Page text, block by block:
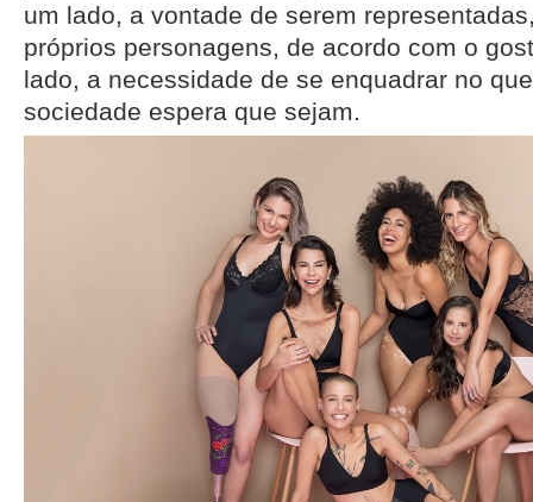
um lado, a vontade de serem
próprios personagens, de acordo com o
lado, a necessidade de se enquadrar no
sociedade espera que sejam.